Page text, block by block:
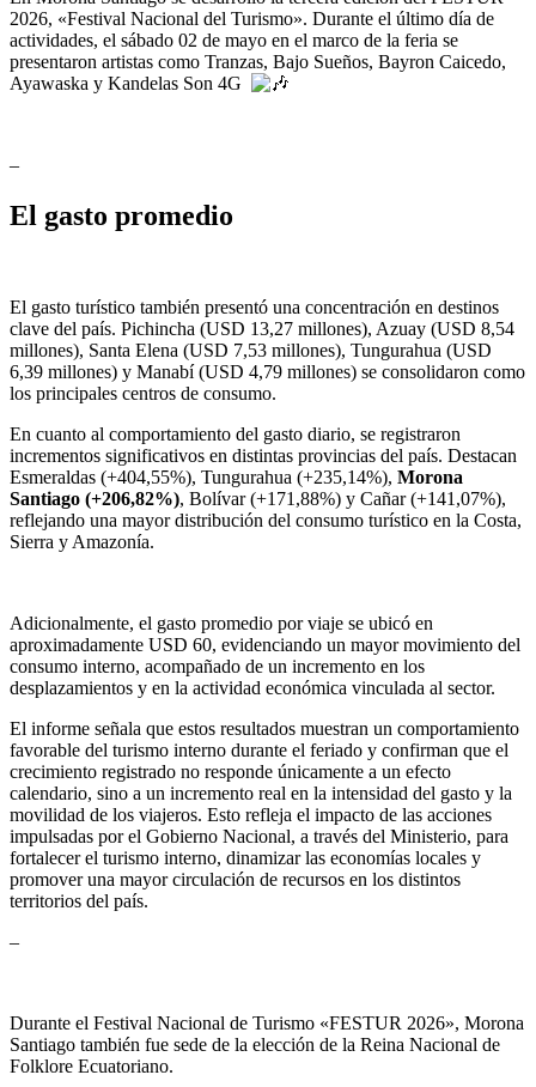
2026, «Festival Nacional del Turismo». Durante el último día de
actividades, el sábado 02 de mayo en el marco de la feria se
presentaron artistas como Tranzas, Bajo Sueños, Bayron Caicedo,
Ayawaska y Kandelas Son 4G
–
El gasto promedio
El gasto turístico también presentó una concentración en destinos
clave del país. Pichincha (USD 13,27 millones), Azuay (USD 8,54
millones), Santa Elena (USD 7,53 millones), Tungurahua (USD
6,39 millones) y Manabí (USD 4,79 millones) se consolidaron como
los principales centros de consumo.
En cuanto al comportamiento del gasto diario, se registraron
incrementos significativos en distintas provincias del país. Destacan
Esmeraldas (+404,55%), Tungurahua (+235,14%), Morona
Santiago (+206,82%), Bolívar (+171,88%) y Cañar (+141,07%),
reflejando una mayor distribución del consumo turístico en la Costa,
Sierra y Amazonía.
Adicionalmente, el gasto promedio por viaje se ubicó en
aproximadamente USD 60, evidenciando un mayor movimiento del
consumo interno, acompañado de un incremento en los
desplazamientos y en la actividad económica vinculada al sector.
El informe señala que estos resultados muestran un comportamiento
favorable del turismo interno durante el feriado y confirman que el
crecimiento registrado no responde únicamente a un efecto
calendario, sino a un incremento real en la intensidad del gasto y la
movilidad de los viajeros. Esto refleja el impacto de las acciones
impulsadas por el Gobierno Nacional, a través del Ministerio, para
fortalecer el turismo interno, dinamizar las economías locales y
promover una mayor circulación de recursos en los distintos
territorios del país.
–
Durante el Festival Nacional de Turismo «FESTUR 2026», Morona
Santiago también fue sede de la elección de la Reina Nacional de
Folklore Ecuatoriano.